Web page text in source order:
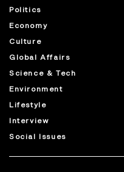
Politics
Economy
Culture
Global Affairs
Science & Tech
Environment
Lifestyle
Interview
Social Issues